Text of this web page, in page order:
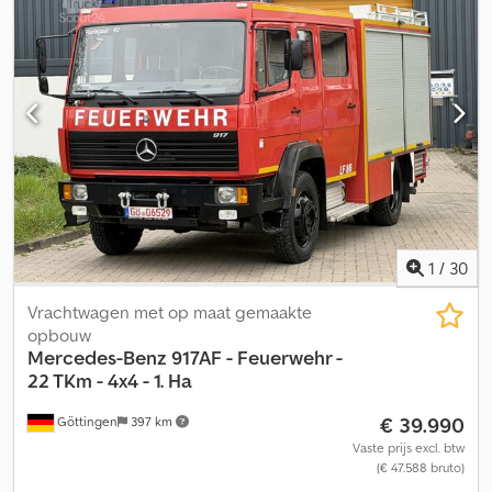
voertuig Categorie - Overige vrachtwagens Merk -
Mercedes‑Benz Model - 1124 - Blusvoertuig - 9.000 km - 4x4
Kilometerstand - 9.000 km Maand van toelating - 04 Jaar van
toelating - 2000 Cilinderinhoud (cc) - 5.958 Vermogen (kW) - 177
Brandstoftype - Diesel Codpfjy E Tt Uox Aitoha Totaalgewicht (kg)
- 12.100 Leeggewicht (kg) - 8.400 Laadvermogen (kg) - 3.700 Kleur
- Rood Aantal zitplaatsen - 7 Aantal deuren - 4 Aantal assen - 2
Wielconfiguratie - 4x4 Onderhoud - Gemeentelijk voertuig
Ophanging - Blad/Blad Transmissie - Automaat Voertuiguitrusting
- Differentieelslot voor, differentieelslot achter, zwaailicht
Uitrusting - Luchthoorn Netto-prijs voor bedrijven/export (€) -
39.990 Wijzigingen, tussentijdse verkoop en fouten
voorbehouden Telefoon: +49 551 50 84 912
1 / 30
Göttingen 397 km
Vrachtwagen met op maat gemaakte
opbouw
Mercedes-Benz 917AF - Feuerwehr -
22 TKm - 4x4 - 1. Ha
€ 39.990
Vaste prijs excl. btw
(€ 47.588 bruto)